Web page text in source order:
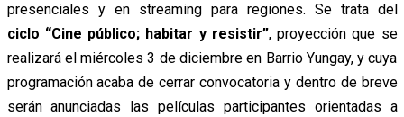
presenciales y en streaming para regiones. Se trata del
ciclo “Cine público; habitar y resistir”, proyección que se
realizará el miércoles 3 de diciembre en Barrio Yungay, y cuya
programación acaba de cerrar convocatoria y dentro de breve
serán anunciadas las películas participantes orientadas a